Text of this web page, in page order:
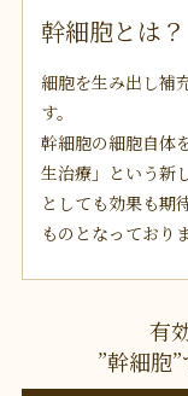
幹細胞とは？
細胞を生み出し補
す。
幹細胞の細胞自体
生治療」という新
としても効果も期
ものとなっており
有
”幹細胞